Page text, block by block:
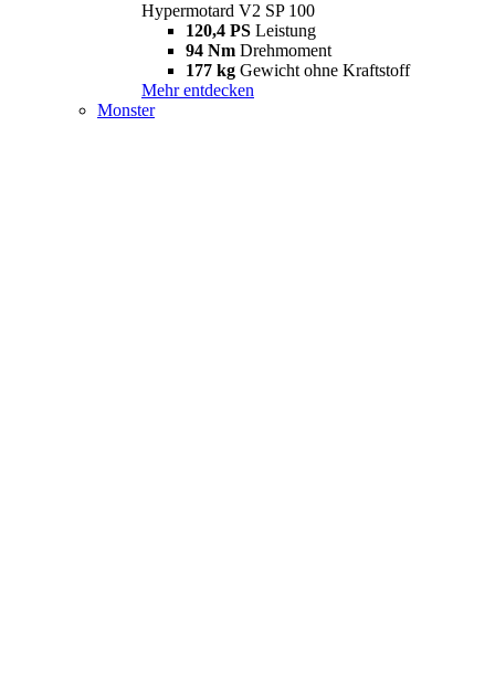
Hypermotard V2 SP 100
120,4 PS Leistung
94 Nm Drehmoment
177 kg Gewicht ohne Kraftstoff
Mehr entdecken
Monster